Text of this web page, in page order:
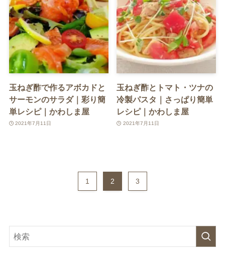
玉ねぎ酢で作るアボカドと
サーモンのサラダ｜彩り簡
単レシピ｜かわしま屋
2021年7月11日
玉ねぎ酢とトマト・ツナの
冷製パスタ｜さっぱり簡単
レシピ｜かわしま屋
2021年7月11日
1 2 3